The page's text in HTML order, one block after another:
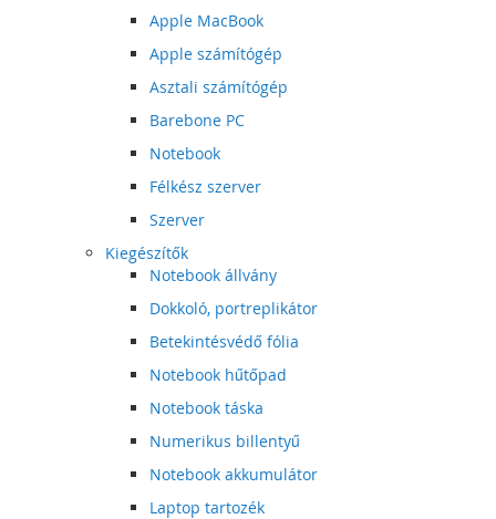
Apple MacBook
Apple számítógép
Asztali számítógép
Barebone PC
Notebook
Félkész szerver
Szerver
Kiegészítők
Notebook állvány
Dokkoló, portreplikátor
Betekintésvédő fólia
Notebook hűtőpad
Notebook táska
Numerikus billentyű
Notebook akkumulátor
Laptop tartozék